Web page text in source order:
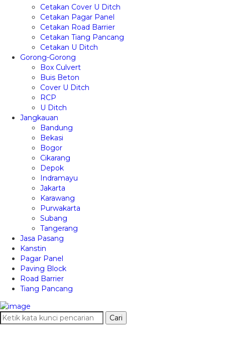
Cetakan Cover U Ditch
Cetakan Pagar Panel
Cetakan Road Barrier
Cetakan Tiang Pancang
Cetakan U Ditch
Gorong-Gorong
Box Culvert
Buis Beton
Cover U Ditch
RCP
U Ditch
Jangkauan
Bandung
Bekasi
Bogor
Cikarang
Depok
Indramayu
Jakarta
Karawang
Purwakarta
Subang
Tangerang
Jasa Pasang
Kanstin
Pagar Panel
Paving Block
Road Barrier
Tiang Pancang
Cari